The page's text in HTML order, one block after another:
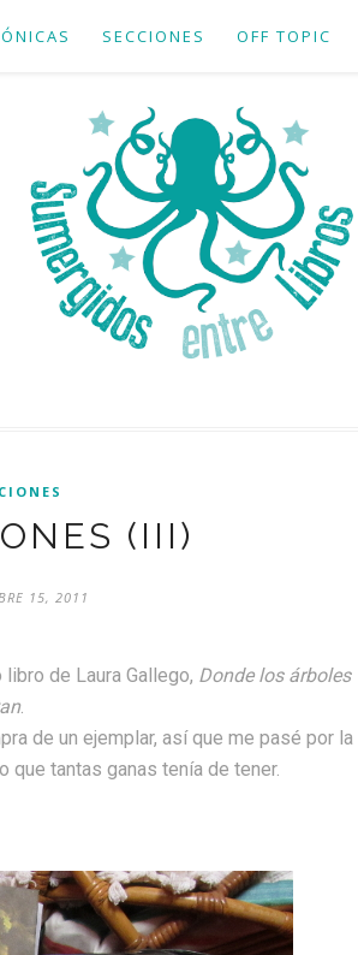
SECCIONES OFF TOPIC
(III)
15, 2011
de Laura Gallego, Donde los árboles
.
de un ejemplar, así que me pasé por la
que tantas ganas tenía de tener.